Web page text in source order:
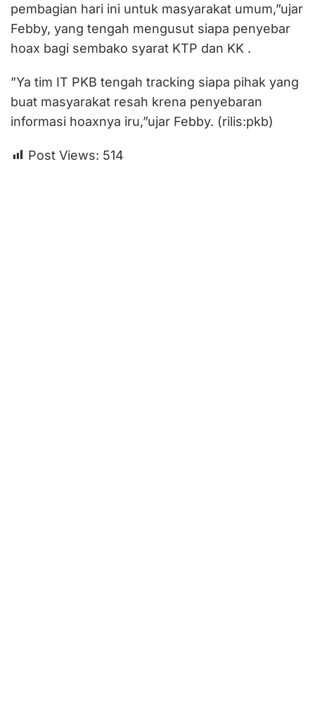
pembagian hari ini untuk masyarakat umum,”ujar
Febby, yang tengah mengusut siapa penyebar
hoax bagi sembako syarat KTP dan KK .
”Ya tim IT PKB tengah tracking siapa pihak yang
buat masyarakat resah krena penyebaran
informasi hoaxnya iru,”ujar Febby. (rilis:pkb)
Post Views: 514